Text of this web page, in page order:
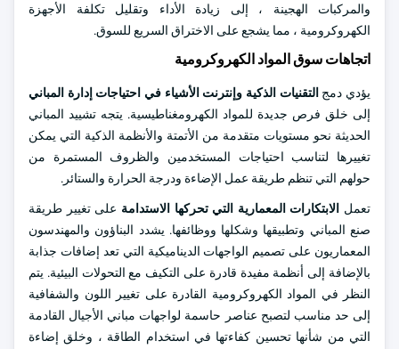
والمركبات الهجينة ، إلى زيادة الأداء وتقليل تكلفة الأجهزة
الكهروكرومية ، مما يشجع على الاختراق السريع للسوق.
اتجاهات سوق المواد الكهروكرومية
يؤدي دمجالتقنيات الذكية وإنترنت الأشياء في احتياجات إدارة المباني
إلى خلق فرص جديدة للمواد الكهرومغناطيسية. يتجه تشييد المباني
الحديثة نحو مستويات متقدمة من الأتمتة والأنظمة الذكية التي يمكن
تغييرها لتناسب احتياجات المستخدمين والظروف المستمرة من
حولهم التي تنظم طريقة عمل الإضاءة ودرجة الحرارة والستائر.
تعمل الابتكارات المعمارية التي تحركها الاستدامة على تغيير طريقة
صنع المباني وتطبيقها وشكلها ووظائفها. يشدد البناؤون والمهندسون
المعماريون على تصميم الواجهات الديناميكية التي تعد إضافات جذابة
بالإضافة إلى أنظمة مفيدة قادرة على التكيف مع التحولات البيئية. يتم
النظر في المواد الكهروكرومية القادرة على تغيير اللون والشفافية
إلى حد مناسب لتصبح عناصر حاسمة لواجهات مباني الأجيال القادمة
التي من شأنها تحسين كفاءتها في استخدام الطاقة ، وخلق إضاءة